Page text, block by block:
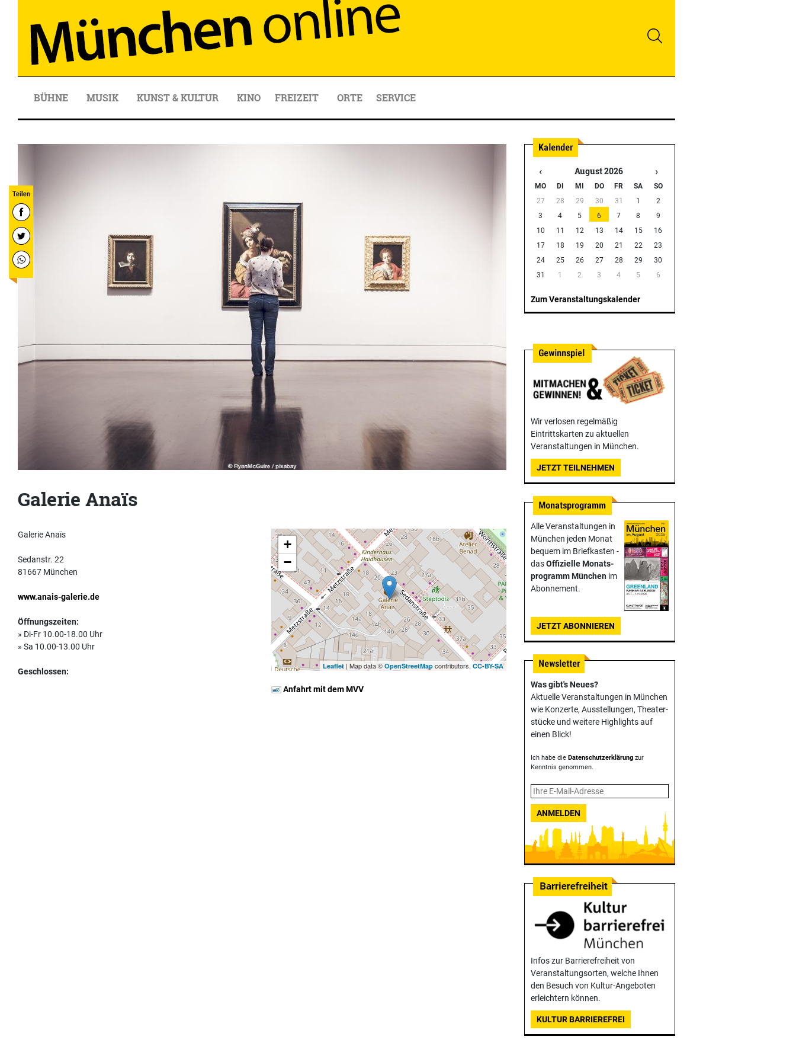
BÜHNE MUSIK KUNST & KULTUR KINO FREIZEIT ORTE SERVICE
Galerie Anaïs
Galerie Anaïs
Sedanstr. 22
81667 München
www.anais-galerie.de
Öffnungszeiten:
» Di-Fr 10.00-18.00 Uhr
» Sa 10.00-13.00 Uhr
Geschlossen:
+
−
Leaflet | Map data © OpenStreetMap contributors, CC-BY-SA
Anfahrt mit dem MVV
‹ August 2026 ›
MO DI MI DO FR SA
SO
27
28 29 30 31 1
2
3
4 5 6 7 8
9
10
11 12 13 14 15
16
17
18 19 20 21 22
23
24
25 26 27 28 29
30
31
1 2 3 4 5 6
Zum Veranstaltungskalender
Wir verlosen regelmäßig
Eintrittskarten zu aktuellen
Veranstaltungen in München.
JETZT TEILNEHMEN
Alle Veranstaltungen in
München jeden Monat
bequem im Briefkasten -
dasOffizielle Monats­
programm München im
Abonnement.
JETZT ABONNIEREN
Was gibt's Neues?
Aktuelle Veranstaltungen in München
wie Konzerte, Ausstellungen, Theater­
stücke und weitere Highlights auf
einen Blick!
Ich habe die Datenschutzerklärung zur
Kenntnis genommen.
ANMELDEN
Infos zur Barrierefreiheit von
Veranstaltungsorten, welche Ihnen
den Besuch von Kultur-Angeboten
erleichtern können.
KULTUR BARRIEREFREI